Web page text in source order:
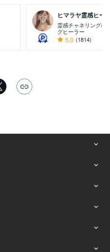
ヒマラヤ霊感ヒー
霊感チャネリング/カ
グヒーラー
5.0 (1814)